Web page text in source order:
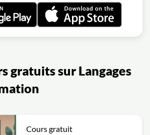
gratuits sur Langages
Cours gratuit